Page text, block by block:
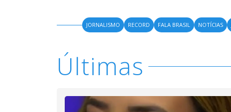
JORNALISMO RECORD FALA BRASIL NOTÍCIAS
Últimas